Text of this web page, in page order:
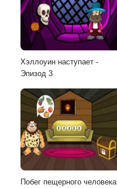
Хэллоуин наступает -
Эпизод 3
Побег пещерного человека